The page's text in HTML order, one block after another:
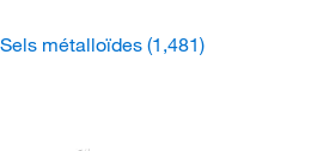
Sels métalloïdes (1,481)